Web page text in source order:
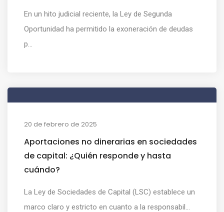
En un hito judicial reciente, la Ley de Segunda
Oportunidad ha permitido la exoneración de deudas
p...
20 de febrero de 2025
Aportaciones no dinerarias en sociedades
de capital: ¿Quién responde y hasta
cuándo?
La Ley de Sociedades de Capital (LSC) establece un
marco claro y estricto en cuanto a la responsabil...